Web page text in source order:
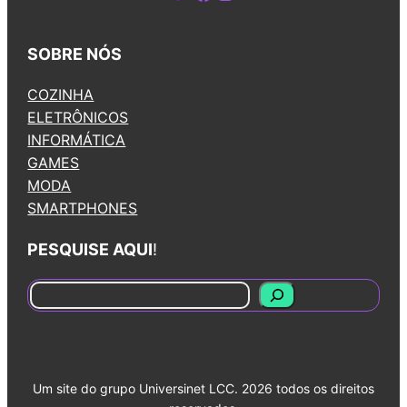
SOBRE NÓS
COZINHA
ELETRÔNICOS
INFORMÁTICA
GAMES
MODA
SMARTPHONES
PESQUISE AQUI!
S
e
cUm site do grupo Universinet LCC. 2026 todos os direitos